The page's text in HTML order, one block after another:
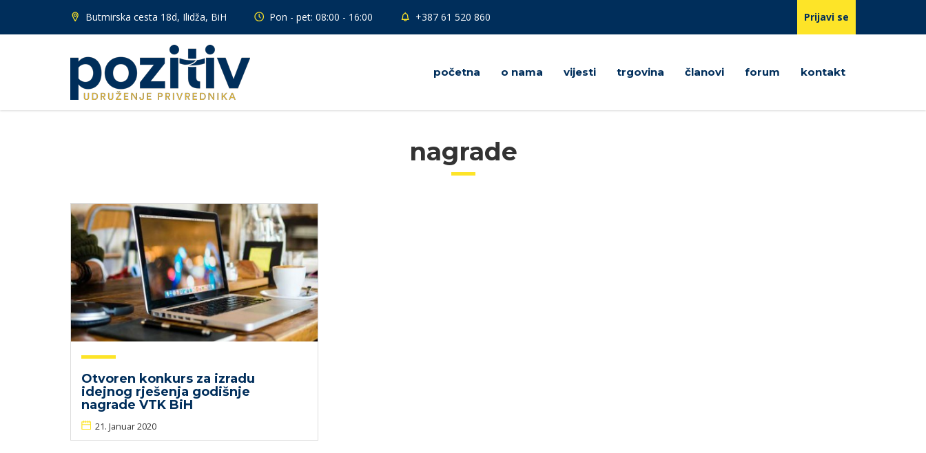
Butmirska cesta 18d, Ilidža, BiH Pon - pet: 08:00 - 16:00 +387 61 520 860 Prijavi se
početna o nama vijesti trgovina članovi forum kontakt
nagrade
Otvoren konkurs za izradu
idejnog rješenja godišnje
nagrade VTK BiH
21. Januar 2020